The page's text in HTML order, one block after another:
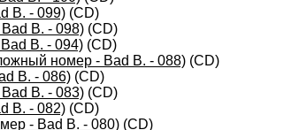
B. - 099) (CD)
B. - 098) (CD)
B. - 094) (CD)
номер - Bad B. - 088) (CD)
B. - 086) (CD)
B. - 083) (CD)
B. - 082) (CD)
- Bad B. - 080) (CD)